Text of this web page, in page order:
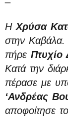
ΗΧρύσα
στην Καβάλα.
πήρε Πτυχίο
Κατά την
πέρασε με
‘Ανδρέας
αποφοίτησε